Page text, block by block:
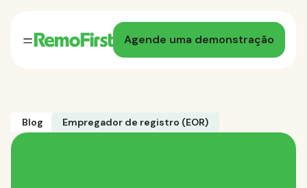
Agende uma demonstração
Blog Empregador de registro (EOR)